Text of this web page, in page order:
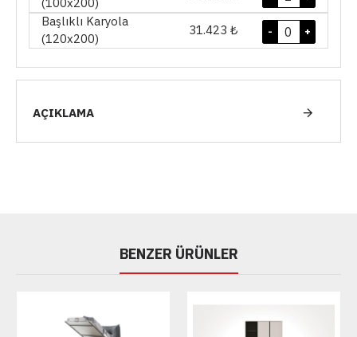
Başlıklı Karyola
(120x200)
31.423 ₺ +
-
AÇIKLAMA
BENZER ÜRÜNLER